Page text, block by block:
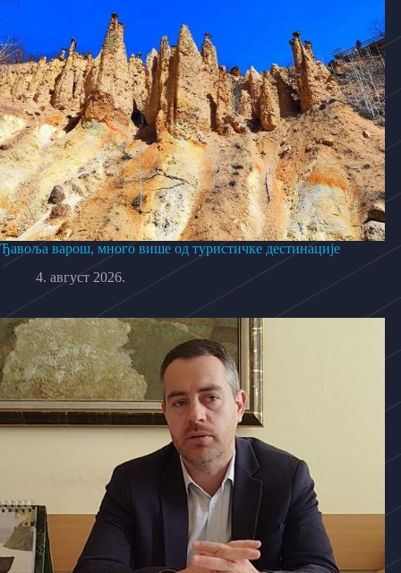
Ђавоља варош, много више од туристичке дестинације
4. август 2026.